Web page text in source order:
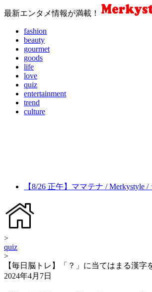
最新エンタメ情報が満載！
fashion
beauty
gourmet
goods
life
love
quiz
entertainment
trend
culture
【8/26 正午】ママテナ / Merkystyle
>
quiz
>
【毎日脳トレ】「？」に当てはまる漢字
2024年4月7日